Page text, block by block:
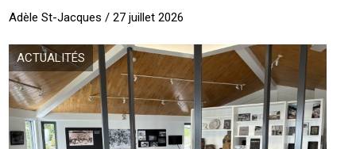
Adèle St-Jacques / 27 juillet 2026
ACTUALITÉS